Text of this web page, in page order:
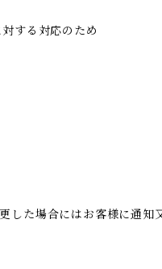
する対応のため
た場合にはお客様に通知